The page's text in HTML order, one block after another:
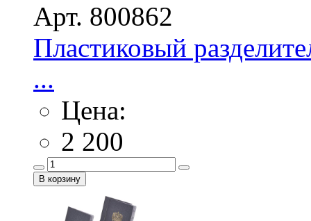
Арт. 800862
Пластиковый
...
Цена:
2 200